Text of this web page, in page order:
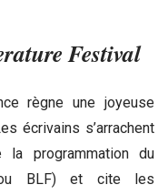
Festival
règne une joyeuse
écrivains s’arrachent
programmation du
BLF)
et cite les